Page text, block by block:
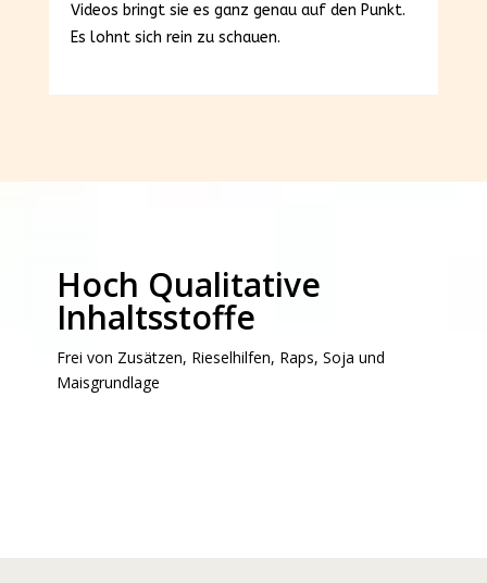
Videos bringt sie es ganz genau auf den Punkt.
Es lohnt sich rein zu schauen.
Hoch Qualitative
Inhaltsstoffe
Frei von Zusätzen, Rieselhilfen, Raps, Soja und
Maisgrundlage